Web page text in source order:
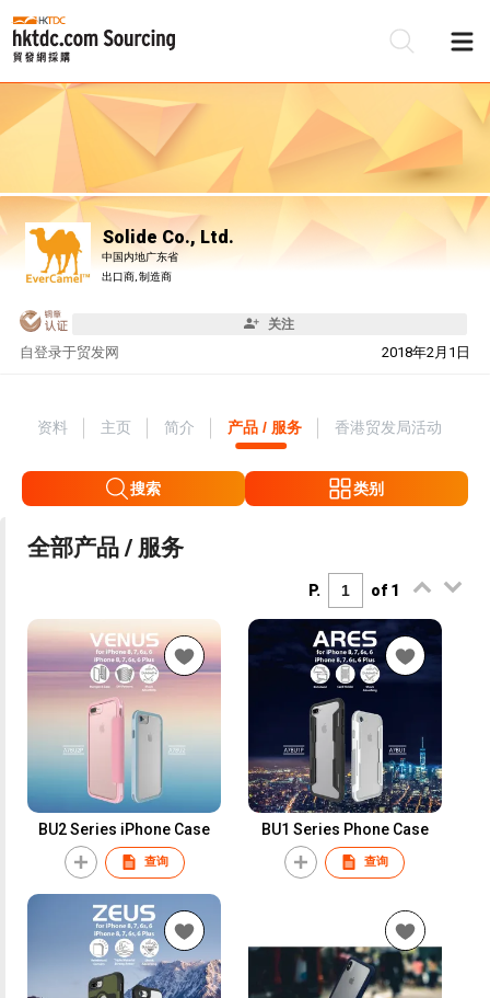
Solide Co., Ltd.
中国内地广东省
出口商, 制造商
关注
自 2018年2月1日
登录于贸发网
资料 主页 简介 产品 / 服务 香港贸发局活动
搜索 类别
全部产品 / 服务
P. of 1
BU2 Series iPhone Case
查询
BU1 Series Phone Case
查询